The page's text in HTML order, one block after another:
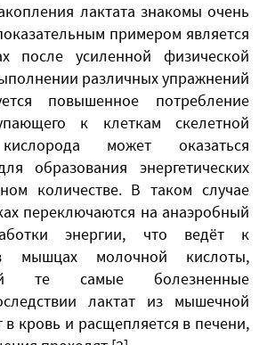
лактата знакомы очень
примером является
после усиленной физической
различных упражнений
повышенное потребление
к клеткам скелетной
может оказаться
образования энергетических
количестве. В таком случае
переключаются на анаэробный
энергии, что ведёт к
мышцах молочной кислоты,
те самые болезненные
лактат из мышечной
в кровь и расщепляется в печени,